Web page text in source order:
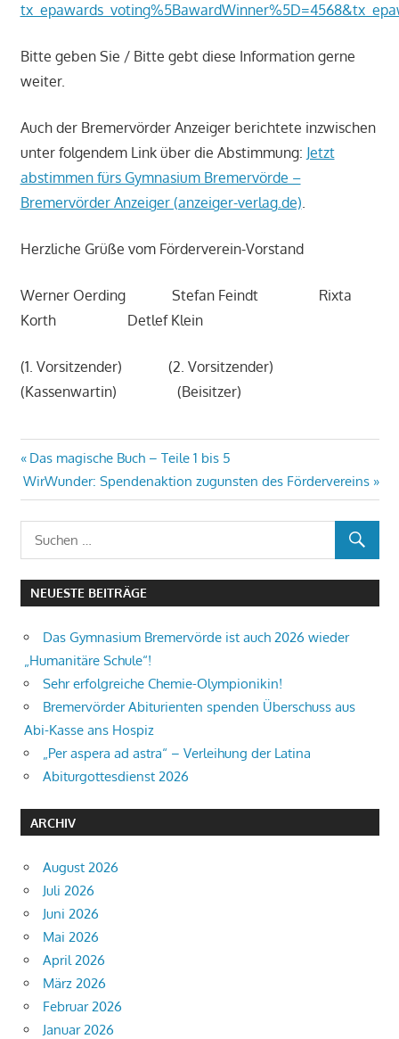
Bitte geben Sie / Bitte gebt diese Information gerne
weiter.
Auch der Bremervörder Anzeiger berichtete inzwischen
unter folgendem Link über die Abstimmung: Jetzt
abstimmen fürs Gymnasium Bremervörde –
Bremervörder Anzeiger (anzeiger-verlag.de).
Herzliche Grüße vom Förderverein-Vorstand
Werner Oerding Stefan Feindt Rixta
Korth Detlef Klein
(1. Vorsitzender) (2. Vorsitzender)
(Kassenwartin) (Beisitzer)
Beitragsnavigation
Vorheriger
Beitrag:
Das magische Buch – Teile 1 bis 5
Nächster
Beitrag:
WirWunder: Spendenaktion zugunsten des Fördervereins
NEUESTE BEITRÄGE
Das Gymnasium Bremervörde ist auch 2026 wieder
„Humanitäre Schule“!
Sehr erfolgreiche Chemie-Olympionikin!
Bremervörder Abiturienten spenden Überschuss aus
Abi-Kasse ans Hospiz
„Per aspera ad astra“ – Verleihung der Latina
Abiturgottesdienst 2026
ARCHIV
August 2026
Juli 2026
Juni 2026
Mai 2026
April 2026
März 2026
Februar 2026
Januar 2026